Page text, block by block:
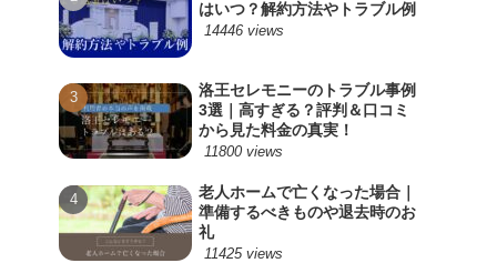
はいつ？解約方法やトラブル例
14446 views
洛王セレモニーのトラブル事例
3選｜高すぎる？評判＆口コミ
から見た料金の真実！
11800 views
老人ホームで亡くなった場合｜
準備するべきものや退去時のお
礼
11425 views